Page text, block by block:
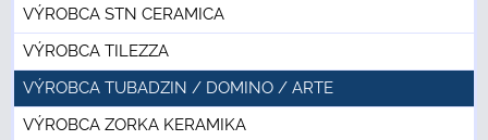
VÝROBCA STN CERAMICA
VÝROBCA TILEZZA
VÝROBCA TUBADZIN / DOMINO / ARTE
VÝROBCA ZORKA KERAMIKA